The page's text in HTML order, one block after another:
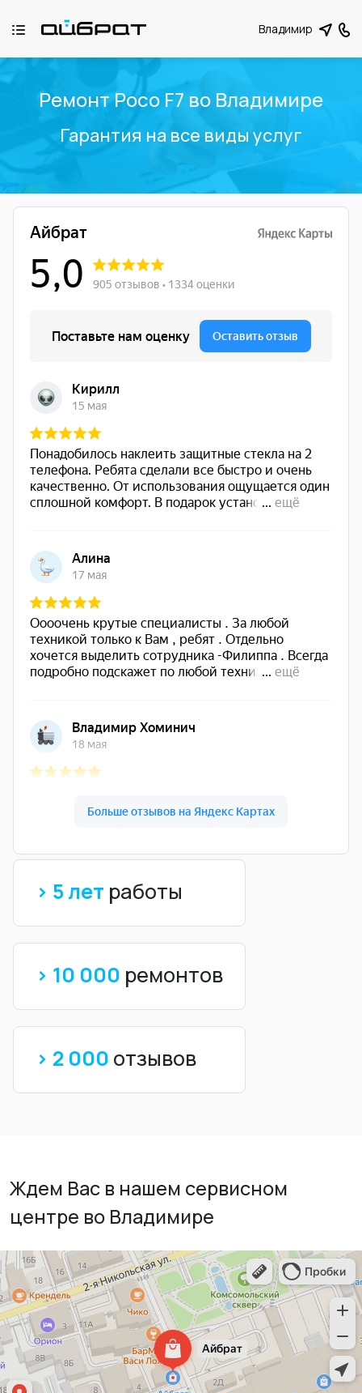
Владимир
Ремонт Poco F7 во Владимире
Гарантия на все виды услуг
> 5 лет работы
> 10 000 ремонтов
> 2 000 отзывов
Ждем Вас в нашем сервисном
центре во Владимире